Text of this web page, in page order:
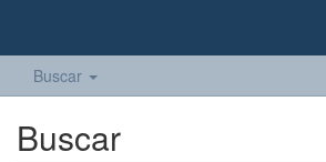
Buscar
Buscar